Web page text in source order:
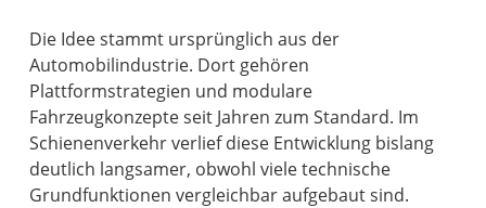
Die Idee stammt ursprünglich aus der
Automobilindustrie. Dort gehören
Plattformstrategien und modulare
Fahrzeugkonzepte seit Jahren zum Standard. Im
Schienenverkehr verlief diese Entwicklung bislang
deutlich langsamer, obwohl viele technische
Grundfunktionen vergleichbar aufgebaut sind.